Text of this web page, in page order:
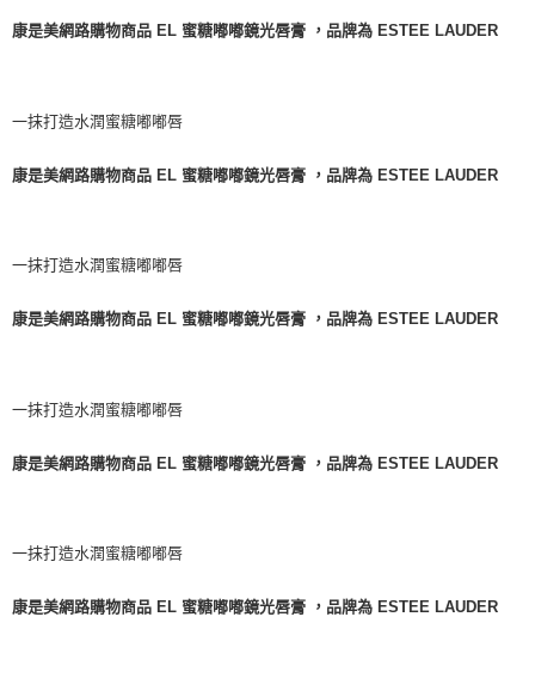
康是美網路購物商品 EL 蜜糖嘟嘟鏡光唇膏 ，品牌為 ESTEE LAUDER
一抹打造水潤蜜糖嘟嘟唇
康是美網路購物商品 EL 蜜糖嘟嘟鏡光唇膏 ，品牌為 ESTEE LAUDER
一抹打造水潤蜜糖嘟嘟唇
康是美網路購物商品 EL 蜜糖嘟嘟鏡光唇膏 ，品牌為 ESTEE LAUDER
一抹打造水潤蜜糖嘟嘟唇
康是美網路購物商品 EL 蜜糖嘟嘟鏡光唇膏 ，品牌為 ESTEE LAUDER
一抹打造水潤蜜糖嘟嘟唇
康是美網路購物商品 EL 蜜糖嘟嘟鏡光唇膏 ，品牌為 ESTEE LAUDER